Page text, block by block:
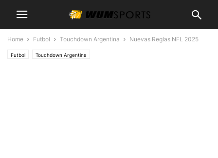
Home Futbol Touchdown Argentina Nuevas Reglas NFL 2025
Futbol Touchdown Argentina